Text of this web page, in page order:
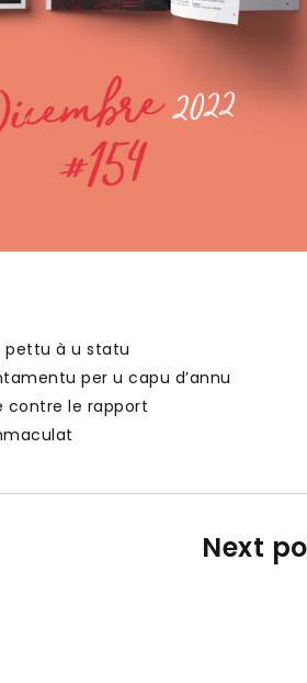
pettu à u statu
per u capu d’annu
contre le rapport
Next